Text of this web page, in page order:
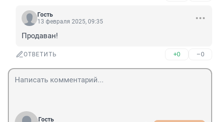
Гость
13 февраля 2025, 09:35
Продаван!
ОТВЕТИТЬ +0 –0
Гость